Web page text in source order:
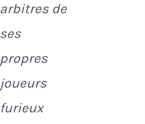
arbitres de
ses
propres
joueurs
furieux